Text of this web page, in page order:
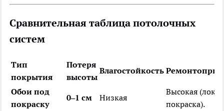
Сравнительная таблица потолочных
систем
Тип
покрытия
Потеря
высоты
Влагостойкость
Обои под
покраску
0–1 см Низкая
Высокая
покраска).